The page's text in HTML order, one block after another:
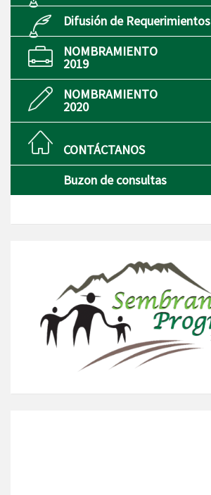
Difusión de Requerimientos
NOMBRAMIENTO
2019
NOMBRAMIENTO
2020
CONTÁCTANOS
Buzon de consultas